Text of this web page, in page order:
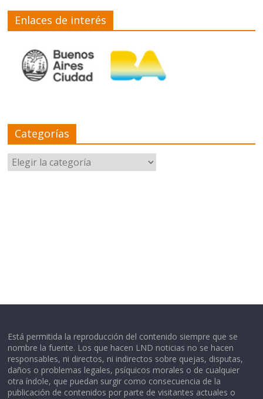
Enlaces de interés
Categorías
Categorías
Está permitida la reproducción del contenido siempre que se
nombre la fuente. Los que hacen LND noticias no se hacen
responsables, ni directos, ni indirectos sobre quejas, disputas,
daños o problemas legales, psíquicos morales o de cualquier
otra índole, que puedan surgir como consecuencia de la
publicación de contenidos por parte de visitantes actuales o